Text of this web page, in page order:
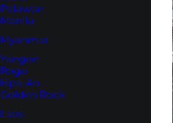
Palawan
Manila
Myanmar
Yangon
Bago
Hpa-An
Golden Rock
Laos